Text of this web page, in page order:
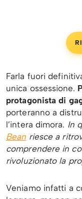
Farla fuori
unica ossessione.
protagonista di
porteranno a
l’intera dimora. In
Bean riesce a
comprendere in
rivoluzionato la
Veniamo infatti a